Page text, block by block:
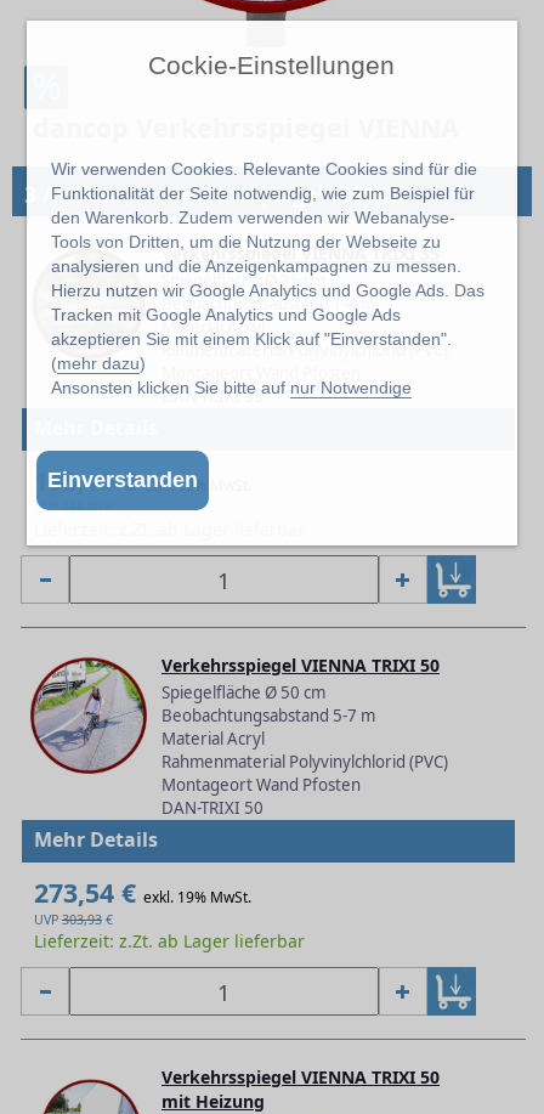
Cockie-Einstellungen
Wir verwenden Cookies. Relevante Cookies sind für die
Funktionalität der Seite notwendig, wie zum Beispiel für
den Warenkorb. Zudem verwenden wir Webanalyse-
Tools von Dritten, um die Nutzung der Webseite zu
analysieren und die Anzeigenkampagnen zu messen.
Hierzu nutzen wir Google Analytics und Google Ads. Das
Tracken mit Google Analytics und Google Ads
akzeptieren Sie mit einem Klick auf "Einverstanden".
(mehr dazu)
Ansonsten klicken Sie bitte auf nur Notwendige
Einverstanden
3 Artikel→Verkehrsspiegel VIENNA
Verkehrsspiegel VIENNA TRIXI 35
Spiegelfläche Ø 35 cm
Beobachtungsabstand 1-4 m
Material Acryl
Rahmenmaterial Polyvinylchlorid (PVC)
DAN-TRIXI 35
195,10 €exkl. 19% MwSt.
UVP216,78€
Verkehrsspiegel VIENNA TRIXI 50
Spiegelfläche Ø 50 cm
Beobachtungsabstand 5-7 m
Material Acryl
Rahmenmaterial Polyvinylchlorid (PVC)
Montageort Wand Pfosten
DAN-TRIXI 50
Mehr Details
273,54 € exkl. 19% MwSt.
UVP 303,93 €
Lieferzeit: z.Zt. ab Lager lieferbar
Verkehrsspiegel VIENNA TRIXI 50
mit Heizung